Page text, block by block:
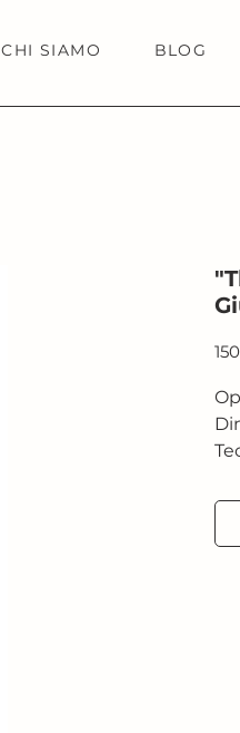
CHI SIAMO BLOG